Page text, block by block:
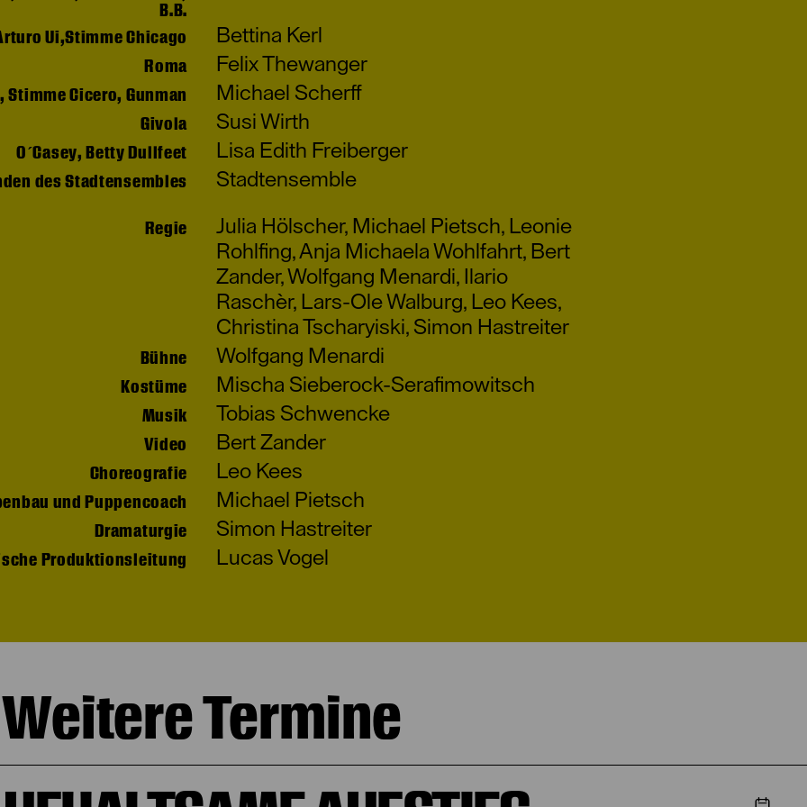
B.B.
Ui,Stimme Chicago
Bettina Kerl
Roma
Felix Thewanger
Stimme Cicero, Gunman
Michael Scherff
Givola
Susi Wirth
O´Casey, Betty Dullfeet
Lisa Edith Freiberger
des Stadtensembles
Stadtensemble
Regie Julia Hölscher, Michael Pietsch, Leonie
Rohlfing,Anja Michaela Wohlfahrt, Bert
Zander,Wolfgang Menardi,
Ilario
Raschèr, Lars-Ole Walburg, Leo Kees,
Christina Tscharyiski, Simon Hastreiter
Bühne
Wolfgang Menardi
Kostüme
Mischa Sieberock-Serafimowitsch
Musik
Tobias Schwencke
Video
Bert Zander
Choreografie
Leo Kees
und Puppencoach
Michael Pietsch
Dramaturgie
Simon Hastreiter
Produktionsleitung
Lucas Vogel
Weitere Termine